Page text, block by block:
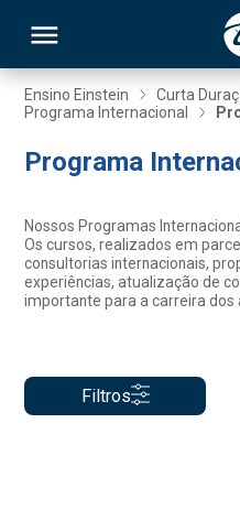
Ensino Einstein
Curta
Programa Internacional
Programa
Nossos Programas
Os cursos, realizados em
consultorias internacionais,
experiências, atualização de
importante para a carreira dos
Filtros